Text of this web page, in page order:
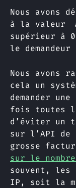
Nous avons
à la valeur
supérieur à
le demandeur
Nous avons
cela un
demander
fois toutes
d’éviter un
sur l’API de
grosse
sur le
souvent,
IP, soit la